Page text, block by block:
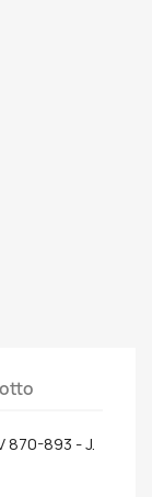
870-893 - J.